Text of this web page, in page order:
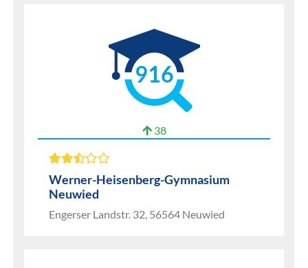
916
38
Werner-Heisenberg-Gymnasium
Neuwied
Engerser Landstr. 32, 56564 Neuwied